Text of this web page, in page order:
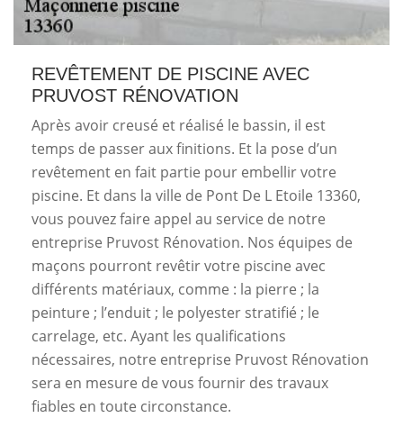
REVÊTEMENT DE PISCINE AVEC
PRUVOST RÉNOVATION
Après avoir creusé et réalisé le bassin, il est
temps de passer aux finitions. Et la pose d’un
revêtement en fait partie pour embellir votre
piscine. Et dans la ville de Pont De L Etoile 13360,
vous pouvez faire appel au service de notre
entreprise Pruvost Rénovation. Nos équipes de
maçons pourront revêtir votre piscine avec
différents matériaux, comme : la pierre ; la
peinture ; l’enduit ; le polyester stratifié ; le
carrelage, etc. Ayant les qualifications
nécessaires, notre entreprise Pruvost Rénovation
sera en mesure de vous fournir des travaux
fiables en toute circonstance.